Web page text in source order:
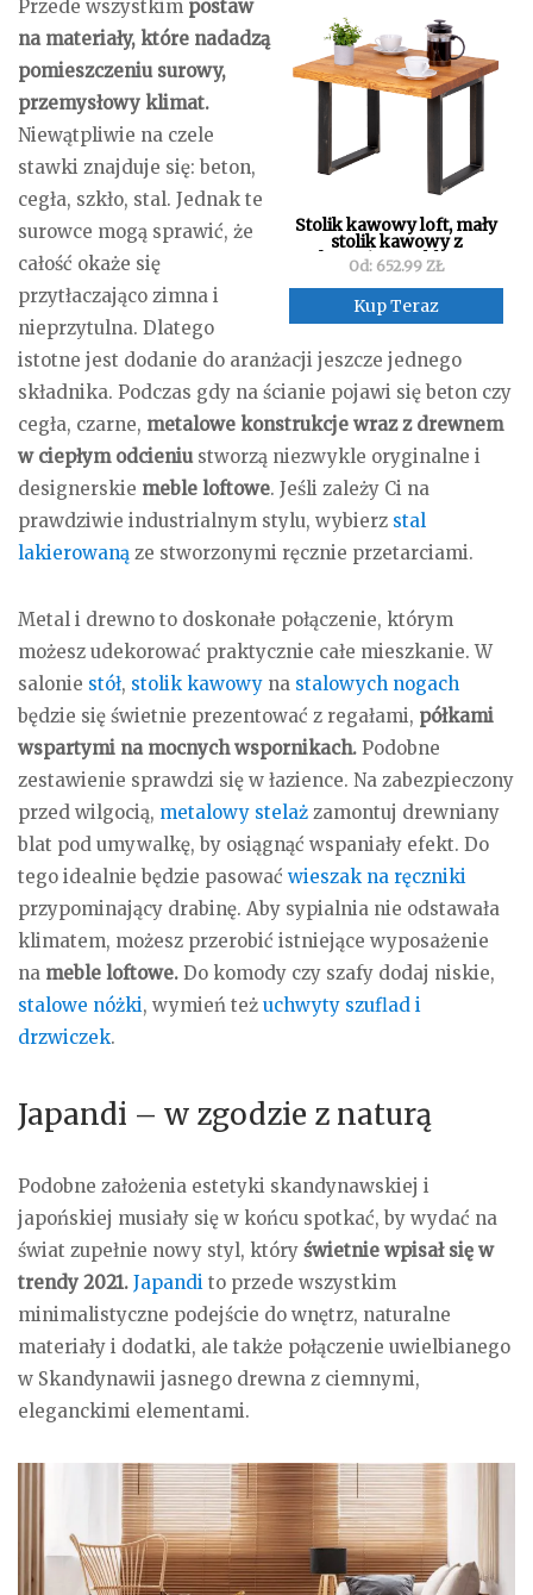
Stolik kawowy loft, mały
stolik kawowy z
drewnianym blatem
60x60x47 cm
Od: 652.99 ZŁ
Kup Teraz
Przede wszystkim postaw
na materiały, które nadadzą
pomieszczeniu surowy,
przemysłowy klimat.
Niewątpliwie na czele
stawki znajduje się: beton,
cegła, szkło, stal. Jednak te
surowce mogą sprawić, że
całość okaże się
przytłaczająco zimna i
nieprzytulna. Dlatego
istotne jest dodanie do aranżacji jeszcze jednego
składnika. Podczas gdy na ścianie pojawi się beton czy
cegła, czarne, metalowe konstrukcje wraz z drewnem
w ciepłym odcieniu stworzą niezwykle oryginalne i
designerskie meble loftowe. Jeśli zależy Ci na
prawdziwie industrialnym stylu, wybierz stal
lakierowaną ze stworzonymi ręcznie przetarciami.
Metal i drewno to doskonałe połączenie, którym
możesz udekorować praktycznie całe mieszkanie. W
salonie stół, stolik kawowy na stalowych nogach
będzie się świetnie prezentować z regałami, półkami
wspartymi na mocnych wspornikach. Podobne
zestawienie sprawdzi się w łazience. Na zabezpieczony
przed wilgocią, metalowy stelaż zamontuj drewniany
blat pod umywalkę, by osiągnąć wspaniały efekt. Do
tego idealnie będzie pasować wieszak na ręczniki
przypominający drabinę. Aby sypialnia nie odstawała
klimatem, możesz przerobić istniejące wyposażenie
na meble loftowe. Do komody czy szafy dodaj niskie,
stalowe nóżki, wymień też uchwyty szuflad i
drzwiczek.
Japandi – w zgodzie z naturą
Podobne założenia estetyki skandynawskiej i
japońskiej musiały się w końcu spotkać, by wydać na
świat zupełnie nowy styl, który świetnie wpisał się w
trendy 2021. Japandi to przede wszystkim
minimalistyczne podejście do wnętrz, naturalne
materiały i dodatki, ale także połączenie uwielbianego
w Skandynawii jasnego drewna z ciemnymi,
eleganckimi elementami.